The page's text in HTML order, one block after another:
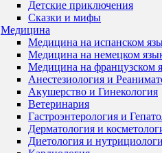
Детские приключения
Сказки и мифы
Медицина
Медицина на испанском
Медицина на немецком
Медицина на французском
Анестезиология и
Акушерство и Гинекология
Ветеринария
Гастроэнтерология и
Дерматология и
Диетология и